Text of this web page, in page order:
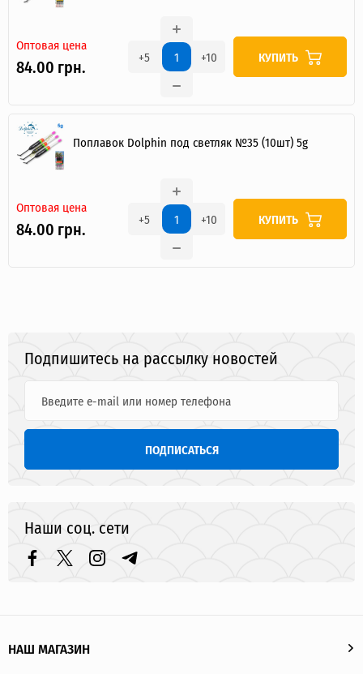
Оптовая цена
84.00 грн. +5 +10 КУПИТЬ
Поплавок Dolphin под светляк №35 (10шт) 5g
Оптовая цена
84.00 грн. +5 +10 КУПИТЬ
Подпишитесь на рассылку новостей
ПОДПИСАТЬСЯ
Наши соц. сети
НАШ МАГАЗИН